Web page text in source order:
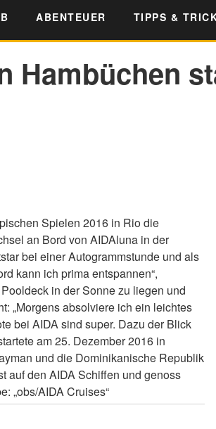
ABENTEUER TIPPS &
Hambüchen
Spielen 2016 in Rio die
an Bord von AIDAluna in der
bei einer Autogrammstunde und als
kann ich prima entspannen“,
in der Sonne zu liegen und
„Morgens absolviere ich ein leichtes
bei AIDA sind super. Dazu der Blick
am 25. Dezember 2016 in
und die Dominikanische Republik
auf den AIDA Schiffen und genoss
„obs/AIDA Cruises“